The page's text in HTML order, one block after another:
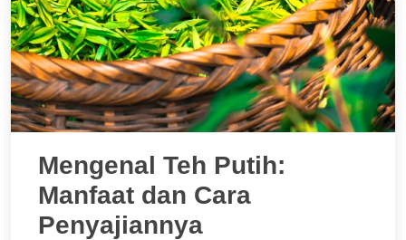
Mengenal Teh Putih:
Manfaat dan Cara
Penyajiannya